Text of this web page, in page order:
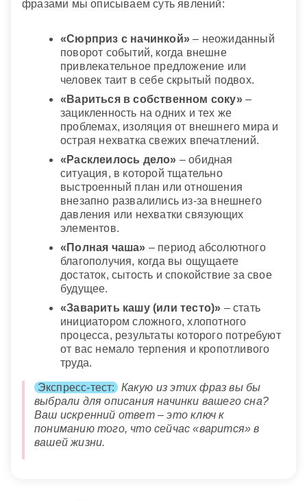
фразами мы описываем суть явлений:
«Сюрприз с начинкой» – неожиданный
поворот событий, когда внешне
привлекательное предложение или
человек таит в себе скрытый подвох.
«Вариться в собственном соку»–
зацикленность на одних и тех же
проблемах, изоляция от внешнего мира и
острая нехватка свежих впечатлений.
«Расклеилось дело» – обидная
ситуация, в которой тщательно
выстроенный план или отношения
внезапно развалились из-за внешнего
давления или нехватки связующих
элементов.
«Полная чаша» – период абсолютного
благополучия, когда вы ощущаете
достаток, сытость и спокойствие за свое
будущее.
«Заварить кашу (или тесто)» – стать
инициатором сложного, хлопотного
процесса, результаты которого потребуют
от вас немало терпения и кропотливого
труда.
Экспресс-тест:
Какую из этих фраз вы бы
выбрали для описания начинки вашего сна?
Ваш искренний ответ – это ключ к
пониманию того, что сейчас «варится» в
вашей жизни.